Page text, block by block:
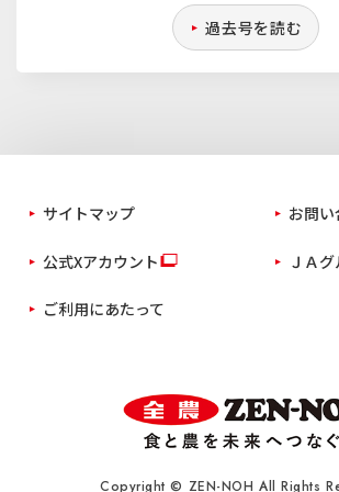
過去号を読む
サイトマップ お問
公式Xアカウント ＪＡ
ご利用にあたって
Copyright © ZEN-NOH All Rights